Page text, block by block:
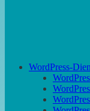
WordPress-